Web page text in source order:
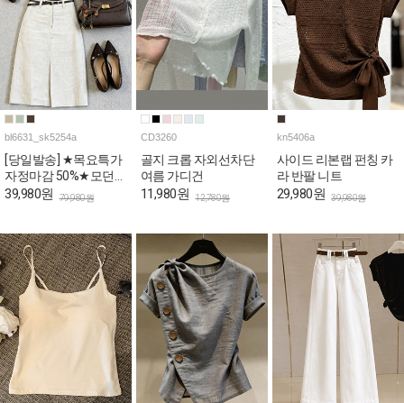
bl6631_sk5254a
[당일발송] ★목요특가
자정마감 50%★모던
오피스룩 블라우스&H
39,980원 79,980원
CD3260
골지 크롭 자외선차단
여름 가디건
11,980원 12,780원
kn5406a
사이드 리본랩 펀칭 카
라 반팔 니트
29,980원 39,980원